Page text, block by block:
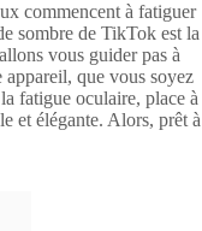
commencent à fatiguer
sombre de TikTok est la
vous guider pas à
que vous soyez
fatigue oculaire, place à
et élégante. Alors, prêt à